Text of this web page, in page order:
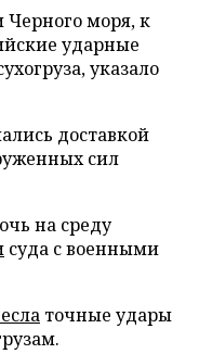
Черного моря, к
ударные
указало
доставкой
сил
на среду
суда с военными
точные удары